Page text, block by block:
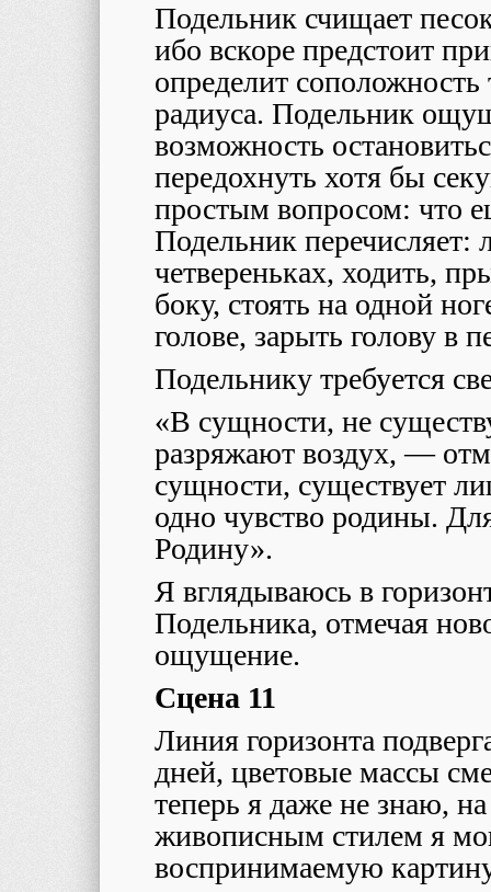
Подельник счищает
ибо вскоре предстоит
определит
радиуса. Подельник
возможность
передохнуть хотя бы
простым вопросом: что
Подельник перечисляет:
четвереньках, ходить,
боку, стоять на одной
голове, зарыть голову в
Подельнику требуется
«В сущности, не
разряжают воздух, —
сущности, существует
одно чувство родины.
Родину».
Я вглядываюсь в
Подельника, отмечая
ощущение.
Сцена 11
Линия горизонта
дней, цветовые массы
теперь я даже не знаю,
живописным стилем я
воспринимаемую